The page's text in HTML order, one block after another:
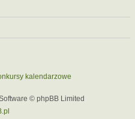
kalendarzowe
© phpBB Limited